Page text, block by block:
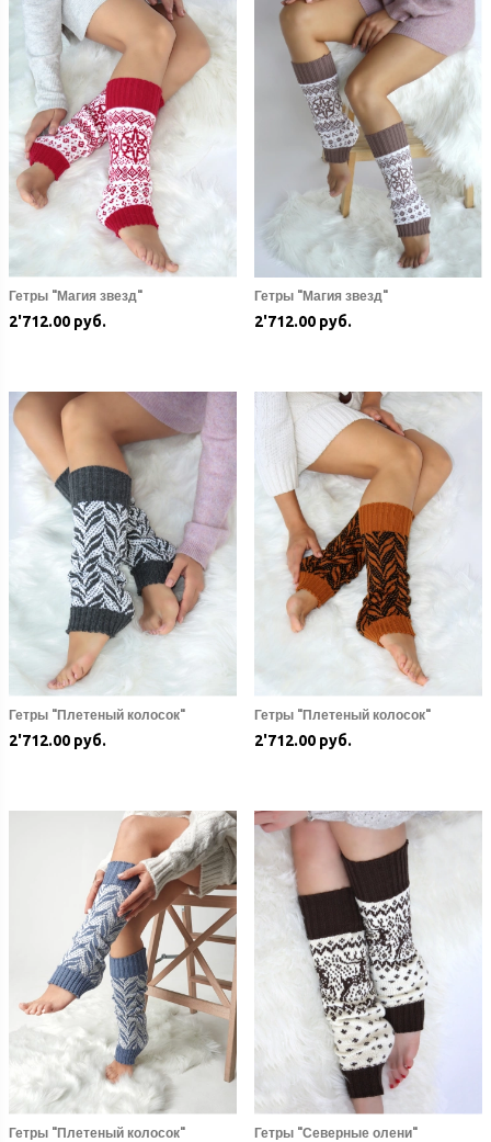
Гетры "Магия звезд"
2'712.00 руб.
Гетры "Магия звезд"
2'712.00 руб.
Гетры "Плетеный колосок"
2'712.00 руб.
Гетры "Плетеный колосок"
2'712.00 руб.
Гетры "Плетеный колосок" Гетры "Северные олени"